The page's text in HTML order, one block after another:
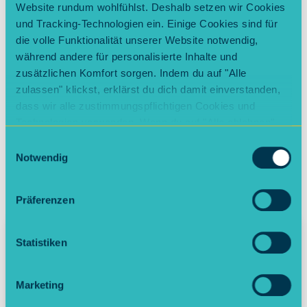
Website rundum wohlfühlst. Deshalb setzen wir Cookies
und Tracking-Technologien ein. Einige Cookies sind für
die volle Funktionalität unserer Website notwendig,
während andere für personalisierte Inhalte und
zusätzlichen Komfort sorgen. Indem du auf "Alle
zulassen" klickst, erklärst du dich damit einverstanden,
dass wir alle zustimmungspflichtigen Cookies und
Natürlich kannst du deine Entscheidung jederzeit
Notwendig
Präferenzen
Statistiken
Marketing
Dachflächen-Photovoltaikanlagen,
Batteriespeichern und Ladestationen für
Elektroautos. Als verlässlicher Partner für
öffentliche und gewerbliche Auftraggeber in
Baden-Württemberg setzen wir auf innovative
Technologien und nachhaltige Lösungen.